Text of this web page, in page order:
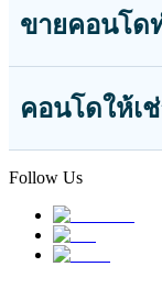
ขายคอนโด
คอนโดให้เ
Follow Us